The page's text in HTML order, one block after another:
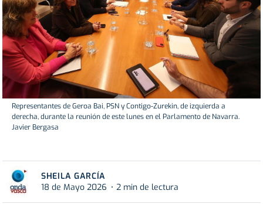
Representantes de Geroa Bai, PSN y Contigo-Zurekin, de izquierda a
derecha, durante la reunión de este lunes en el Parlamento de Navarra.
Javier Bergasa
SHEILA GARCÍA
18 de Mayo 2026
2 min de lectura